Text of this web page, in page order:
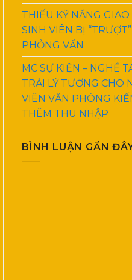
THIẾU KỸ NĂNG GIAO
SINH VIÊN BỊ “TRƯỢT”
PHỎNG VẤN
MC SỰ KIỆN – NGHỀ
TRÁI LÝ TƯỞNG CHO
VIÊN VĂN PHÒNG
THÊM THU NHẬP
BÌNH LUẬN GẦN